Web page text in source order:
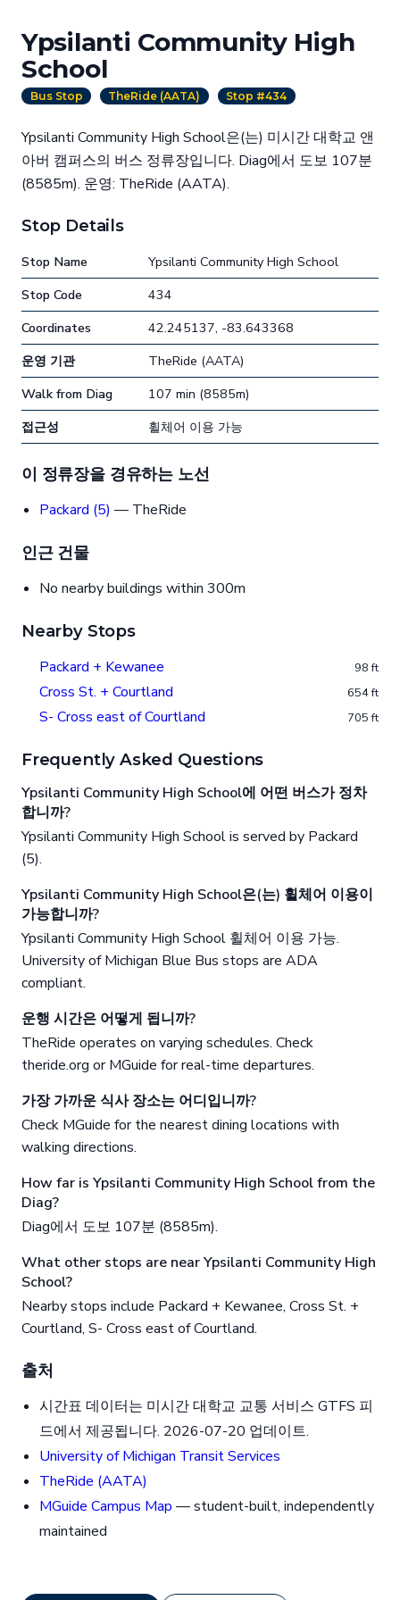
Ypsilanti Community High
School
Bus Stop TheRide (AATA) Stop #434
Ypsilanti Community High School은(는) 미시간 대학교 앤
아버 캠퍼스의 버스 정류장입니다. Diag에서 도보 107분
(8585m). 운영: TheRide (AATA).
Stop Details
Stop Name
Ypsilanti Community High School
Stop Code
434
Coordinates
42.245137, -83.643368
운영 기관
TheRide (AATA)
Walk from Diag
107 min (8585m)
접근성
휠체어 이용 가능
이 정류장을 경유하는 노선
Packard (5) — TheRide
인근 건물
No nearby buildings within 300m
Nearby Stops
Packard + Kewanee 98 ft
Cross St. + Courtland 654 ft
S- Cross east of Courtland 705 ft
Frequently Asked Questions
Ypsilanti Community High School에 어떤 버스가 정차
합니까?
Ypsilanti Community High School is served by Packard
(5).
Ypsilanti Community High School은(는) 휠체어 이용이
가능합니까?
Ypsilanti Community High School 휠체어 이용 가능.
University of Michigan Blue Bus stops are ADA
compliant.
운행 시간은 어떻게 됩니까?
TheRide operates on varying schedules. Check
theride.org or MGuide for real-time departures.
가장 가까운 식사 장소는 어디입니까?
Check MGuide for the nearest dining locations with
walking directions.
How far is Ypsilanti Community High School from the
Diag?
Diag에서 도보 107분 (8585m).
What other stops are near Ypsilanti Community High
School?
Nearby stops include Packard + Kewanee, Cross St. +
Courtland, S- Cross east of Courtland.
출처
시간표 데이터는 미시간 대학교 교통 서비스 GTFS 피
드에서 제공됩니다. 2026-07-20 업데이트.
University of Michigan Transit Services
TheRide (AATA)
MGuide Campus Map — student-built, independently
maintained